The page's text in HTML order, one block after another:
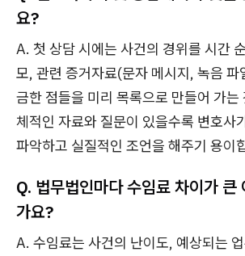
요?
A. 첫 상담 시에는 사건의 경위를 시간
모, 관련 증거자료(문자 메시지, 녹음 파
금한 점들을 미리 목록으로 만들어 가는
체적인 자료와 질문이 있을수록 변호사
파악하고 실질적인 조언을 해주기 용이
Q. 법무법인마다 수임료 차이가 큰
가요?
A. 수임료는 사건의 난이도, 예상되는